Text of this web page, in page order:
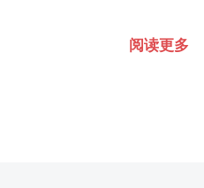
阅读更多